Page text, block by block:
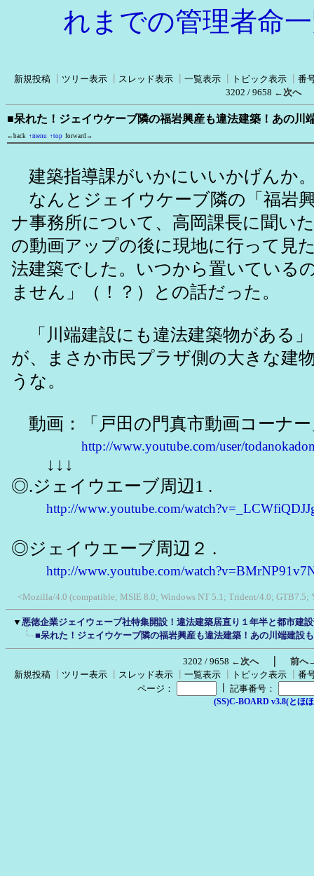
れまでの管理者命
新規投稿 ツリー表示 スレッド表示 一覧表示 トピック表示
番
3202 / 9658 ←次へ
■呆れた！ジェイウケーブ隣の福岩興産も違法建築！あの川
←back ↑menu ↑top forward→
建築指導課がいかにいいかげんか
なんとジェイウケーブ隣の「福岩
ナ事務所について、高岡課長に聞い
の動画アップの後に現地に行って見
法建築でした。いつから置いている
ません」（！？）との話だった。
「川端建設にも違法建築物がある
が、まさか市民プラザ側の大きな建
うな。
動画：「戸田の門真市動画コーナ
http://www.youtube.com/user/
↓↓↓
◎.ジェイウエーブ周辺1 .
http://www.youtube.com/
◎ジェイウエーブ周辺２ .
http://www.youtube.com/
<Mozilla/4.0 (compatible; MSIE 8.0; Windows NT 5.1; Trident/4.0; GTB7.5;
▼ 悪徳企業ジェイウェーブ社特集開設！違法建築居直り１年半と都市建
■呆れた！ジェイウケーブ隣の福岩興産も違法建築！あの川端建設
3202 / 9658 ←次へ｜ 前へ
新規投稿
ツリー表示 スレッド表示 一覧表示 トピック表示
番
ページ：
記事番号：
(SS)C-BOARD v3.8(とほ